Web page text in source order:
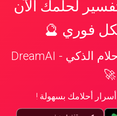
لحلمك الآن
فوري 🔮
📱 تطبيق تفسير الأحلام الذكي - DreamAI
🚀
أحلامك بسهولة !